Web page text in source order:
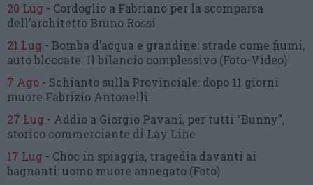
20 Lug - Cordoglio a Fabriano per la scomparsa
dell’architetto Bruno Rossi
21 Lug - Bomba d’acqua e grandine: strade come fiumi,
auto bloccate. Il bilancio complessivo (Foto-Video)
7 Ago - Schianto sulla Provinciale: dopo 11 giorni
muore Fabrizio Antonelli
27 Lug - Addio a Giorgio Pavani, per tutti “Bunny”,
storico commerciante di Lay Line
17 Lug - Choc in spiaggia, tragedia davanti ai
bagnanti:uomo muore annegato (Foto)